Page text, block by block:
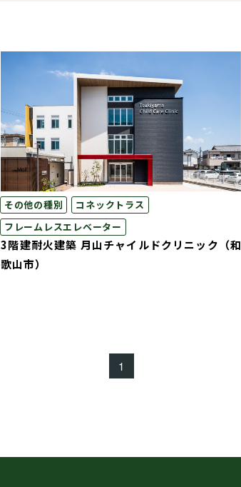
NLTコンテナ
その他の種別
コネックトラス
フレームレスエレベーター
3階建耐火建築 月山チャイルドクリニック（和
歌山市）
1